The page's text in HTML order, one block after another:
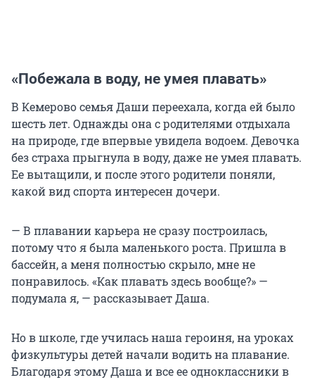
«Побежала в воду, не умея плавать»
В Кемерово семья Даши переехала, когда ей было
шесть лет. Однажды она с родителями отдыхала
на природе, где впервые увидела водоем. Девочка
без страха прыгнула в воду, даже не умея плавать.
Ее вытащили, и после этого родители поняли,
какой вид спорта интересен дочери.
— В плавании карьера не сразу построилась,
потому что я была маленького роста. Пришла в
бассейн, а меня полностью скрыло, мне не
понравилось. «Как плавать здесь вообще?» —
подумала я, — рассказывает Даша.
Но в школе, где училась наша героиня, на уроках
физкультуры детей начали водить на плавание.
Благодаря этому Даша и все ее одноклассники в